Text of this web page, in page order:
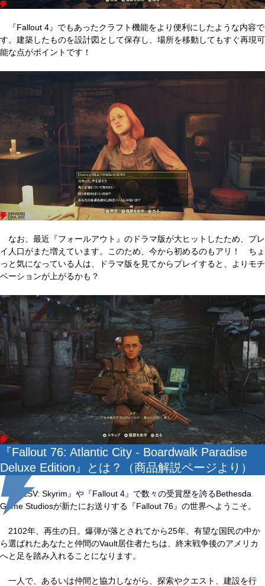
『Fallout 4』でもあったクラフト機能をより便利にしたような内容で
す。建築したものを設計図として保存し、場所を移動してもすぐ再現可
能な点がポイントです！
なお、最近『フォールアウト』のドラマ版が大ヒットしたため、プレ
イ人口がまた増えています。このため、今から初めるのもアリ！ ちょ
っと気になっている人は、ドラマ版を見てからプレイすると、よりモチ
ベーションが上がるかも？
『Fallout 76: Atlantic City - Boardwalk Paradise
Deluxe Edition』とは？（商品解説ページより）
『TESV: Skyrim』や『Fallout 4』で数々の受賞歴を誇るBethesda
Game Studiosが新たにお送りする『Fallout 76』の世界へようこそ。
2102年、再生の日。爆弾が落とされてから25年、有望な国民の中か
ら選ばれたあなたと仲間のVault居住者たちは、終末戦争後のアメリカ
へと足を踏み入れることになります。
一人で、あるいは仲間と協力しながら、探索やクエスト、建設を行